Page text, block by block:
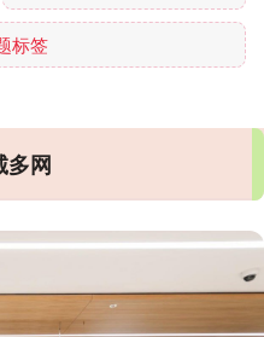
标签
多网